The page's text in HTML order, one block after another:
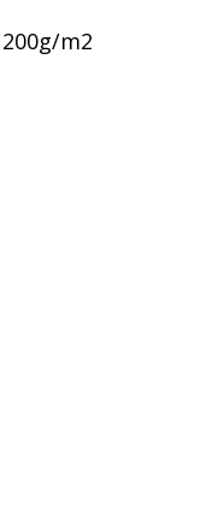
m2